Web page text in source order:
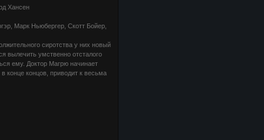
Хансен
Марк Ньюбергер, Скотт Бойер,
сиротства у них новый
вылечить умственно отсталого
ему. Доктор Магрю начинает
конце концов, приводит к весьма